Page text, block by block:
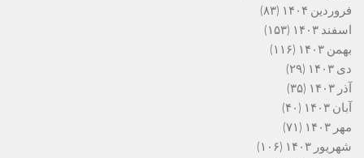
فروردین ۱۴۰۴
(۸۳)
اسفند ۱۴۰۳
(۱۵۳)
بهمن ۱۴۰۳
(۱۱۶)
دی ۱۴۰۳
(۲۹)
آذر ۱۴۰۳
(۳۵)
آبان ۱۴۰۳
(۴۰)
مهر ۱۴۰۳
(۷۱)
شهریور ۱۴۰۳
(۱۰۶)